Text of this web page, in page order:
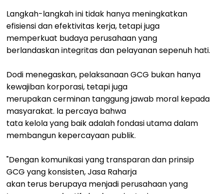
Langkah-langkah ini tidak hanya meningkatkan
efisiensi dan efektivitas kerja, tetapi juga
memperkuat budaya perusahaan yang
berlandaskan integritas dan pelayanan sepenuh hati.
Dodi menegaskan, pelaksanaan GCG bukan hanya
kewajiban korporasi, tetapi juga
merupakan cerminan tanggung jawab moral kepada
masyarakat. la percaya bahwa
tata kelola yang baik adalah fondasi utama dalam
membangun kepercayaan publik.
"Dengan komunikasi yang transparan dan prinsip
GCG yang konsisten, Jasa Raharja
akan terus berupaya menjadi perusahaan yang